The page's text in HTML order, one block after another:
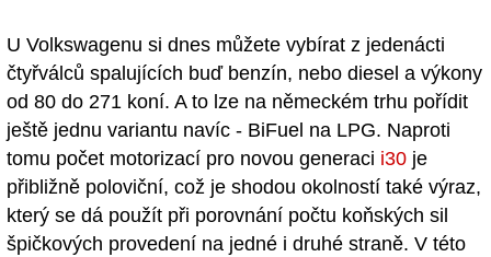
U Volkswagenu si dnes můžete vybírat z jedenácti
čtyřválců spalujících buď benzín, nebo diesel a výkony
od 80 do 271 koní. A to lze na německém trhu pořídit
ještě jednu variantu navíc - BiFuel na LPG. Naproti
tomu počet motorizací pro novou generaci i30 je
přibližně poloviční, což je shodou okolností také výraz,
který se dá použít při porovnání počtu koňských sil
špičkových provedení na jedné i druhé straně. V této